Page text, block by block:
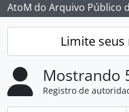
AtoM do Arquivo Público
Limite
Mostrando
Registro de